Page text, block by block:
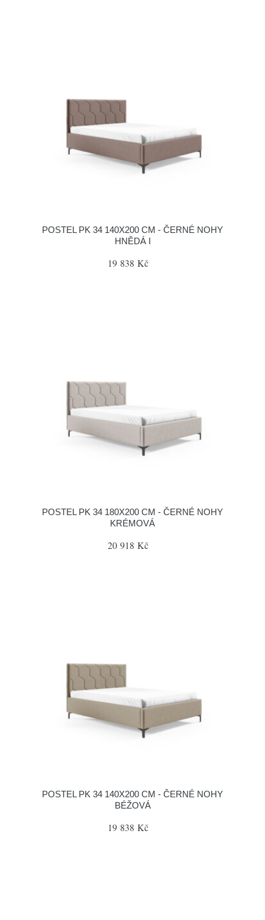
POSTEL PK 34 140X200 CM - ČERNÉ NOHY
HNĚDÁ I
19 838 Kč
POSTEL PK 34 180X200 CM - ČERNÉ NOHY
KRÉMOVÁ
20 918 Kč
POSTEL PK 34 140X200 CM - ČERNÉ NOHY
BÉŽOVÁ
19 838 Kč